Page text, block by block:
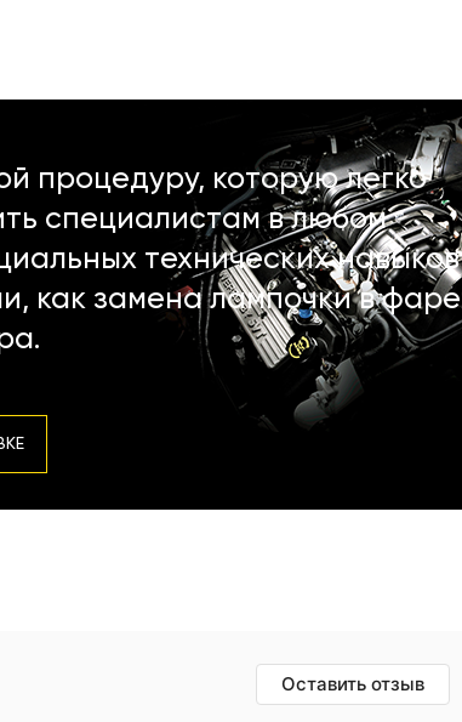
процедуру, которую легко
специалистам в любом
технических навыков
как замена лампочки в фаре
Оставить отзыв